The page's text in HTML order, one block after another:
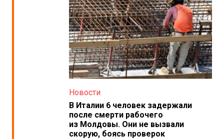
Новости
В Италии 6 человек задержали
после смерти рабочего
из Молдовы. Они не вызвали
скорую, боясь проверок